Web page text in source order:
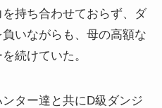
持ち合わせておらず、ダ
いながらも、母の高額な
続けていた。
ター達と共にD級ダンジ